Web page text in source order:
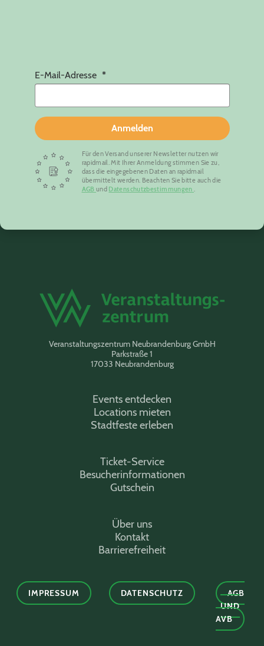
E-Mail-Adresse
Anmelden
Für den Versand unserer Newsletter nutzen wir
rapidmail. Mit Ihrer Anmeldung stimmen Sie zu,
dass die eingegebenen Daten an rapidmail
übermittelt werden. Beachten Sie bitte auch die
AGB und Datenschutzbestimmungen
Veranstaltungszentrum Neubrandenburg GmbH
Parkstraße 1
17033 Neubrandenburg
Events entdecken
Locations mieten
Stadtfeste erleben
Ticket-Service
Besucherinformationen
Gutschein
Über uns
Kontakt
Barrierefreiheit
IMPRESSUM DATENSCHUTZ
AGB
UND
AVB